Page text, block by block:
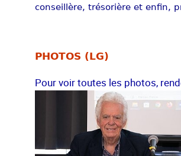
conseillère, trésorière et enfin,
Show larger version
PHOTOS (LG)
Pour voir toutes les photos,